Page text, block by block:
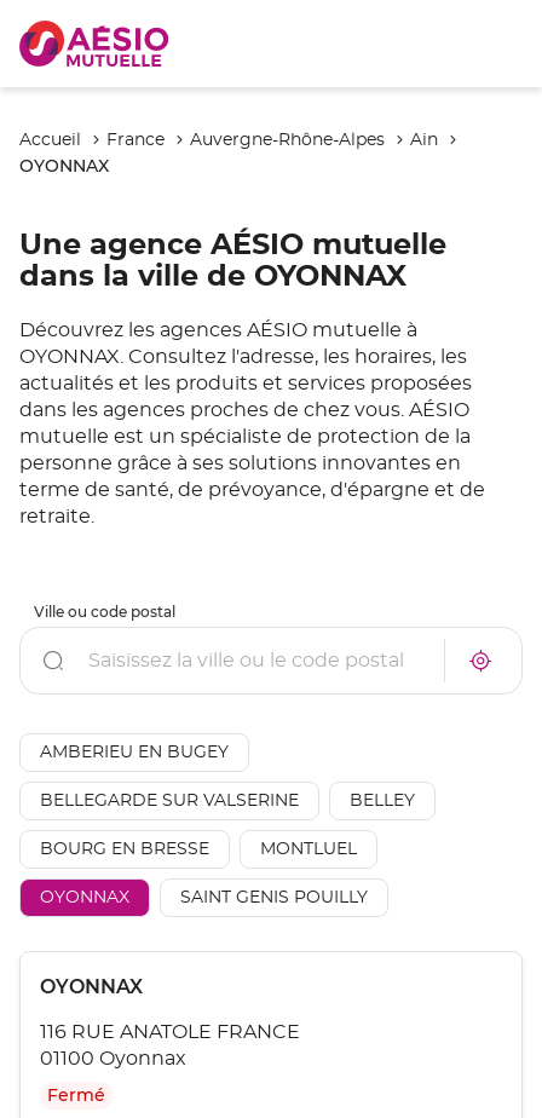
Accueil France Auvergne-Rhône-Alpes Ain
OYONNAX
Une agence AÉSIO mutuelle
dans la ville de OYONNAX
Découvrez les agences AÉSIO mutuelle à
OYONNAX. Consultez l'adresse, les horaires, les
actualités et les produits et services proposées
dans les agences proches de chez vous. AÉSIO
mutuelle est un spécialiste de protection de la
personne grâce à ses solutions innovantes en
terme de santé, de prévoyance, d'épargne et de
retraite.
À
Ville ou code postal
Rechercher
un
de
vente
AÉSIO
mutuelle
AMBERIEU EN BUGEY
BELLEGARDE SUR VALSERINE BELLEY
BOURG EN BRESSE MONTLUEL
OYONNAX SAINT GENIS POUILLY
sur
touche
ENTRÉE
obtenir
Point
vente
:
OYONNAX
116 RUE ANATOLE FRANCE
01100 Oyonnax
Fermé